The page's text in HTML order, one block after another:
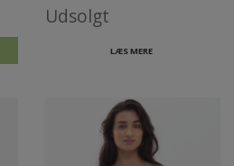
Udsolgt
LÆS MERE